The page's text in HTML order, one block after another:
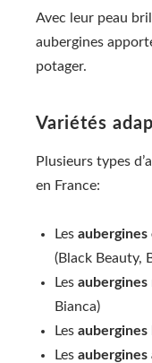
Avec leur peau
aubergines
potager.
Variétés
Plusieurs types
en France:
Les aubergines
(Black Beauty,
Les aubergines
Bianca)
Les aubergines
Les aubergines